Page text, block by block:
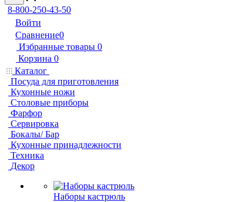
8-800-250-43-50
Войти
Сравнение0
Избранные товары 0
Корзина 0
Каталог
Посуда для приготовления
Кухонные ножи
Столовые приборы
Фарфор
Сервировка
Бокалы/ Бар
Кухонные принадлежности
Техника
Декор
Наборы кастрюль